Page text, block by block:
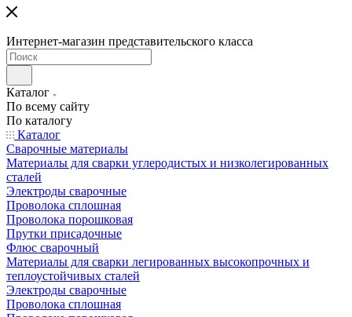
Интернет-магазин представительского класса
Каталог
По всему сайту
По каталогу
Каталог
Сварочные материалы
Материалы для сварки углеродистых и низколегированных
сталей
Электроды сварочные
Проволока сплошная
Проволока порошковая
Прутки присадочные
Флюс сварочный
Материалы для сварки легированных высокопрочных и
теплоустойчивых сталей
Электроды сварочные
Проволока сплошная